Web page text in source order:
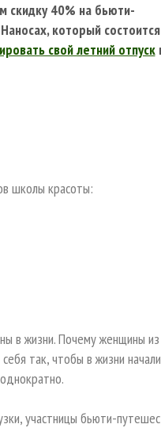
скидку 40% на бьюти-
который
свой летний отпуск
школы красоты:
в жизни. Почему женщины из
так, чтобы в жизни
участницы бьюти-